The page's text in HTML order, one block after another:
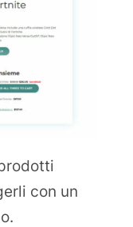
con un